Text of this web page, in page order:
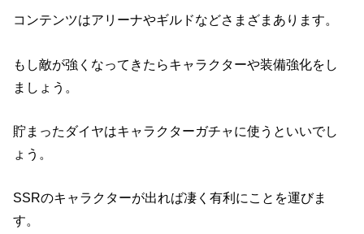
コンテンツはアリーナやギルドなどさまざまあります。
もし敵が強くなってきたらキャラクターや装備強化をし
ましょう。
貯まったダイヤはキャラクターガチャに使うといいでし
ょう。
SSRのキャラクターが出れば凄く有利にことを運びま
す。